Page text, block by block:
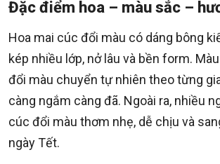
Đặc điểm hoa – màu sắc –
Hoa mai cúc đổi màu có dáng bông
kép nhiều lớp, nở lâu và bền form.
đổi màu chuyển tự nhiên theo từng
càng ngắm càng đã. Ngoài ra, nhiều
cúc đổi màu thơm nhẹ, dễ chịu và
ngày Tết.